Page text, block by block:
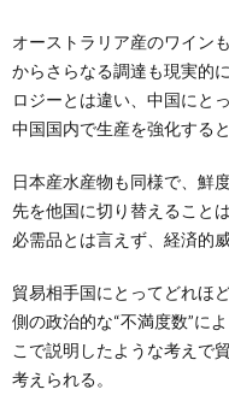
オーストラリア産のワイン
からさらなる調達も現実的
ロジーとは違い、中国にと
中国国内で生産を強化する
日本産水産物も同様で、鮮
先を他国に切り替えること
必需品とは言えず、経済的
貿易相手国にとってどれほ
側の政治的な“不満度数”に
こで説明したような考えで
考えられる。